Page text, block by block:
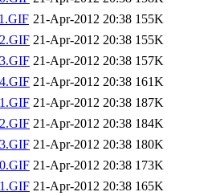
21-Apr-2012 20:38 155K
21-Apr-2012 20:38 155K
21-Apr-2012 20:38 157K
21-Apr-2012 20:38 161K
21-Apr-2012 20:38 187K
21-Apr-2012 20:38 184K
21-Apr-2012 20:38 180K
21-Apr-2012 20:38 173K
21-Apr-2012 20:38 165K